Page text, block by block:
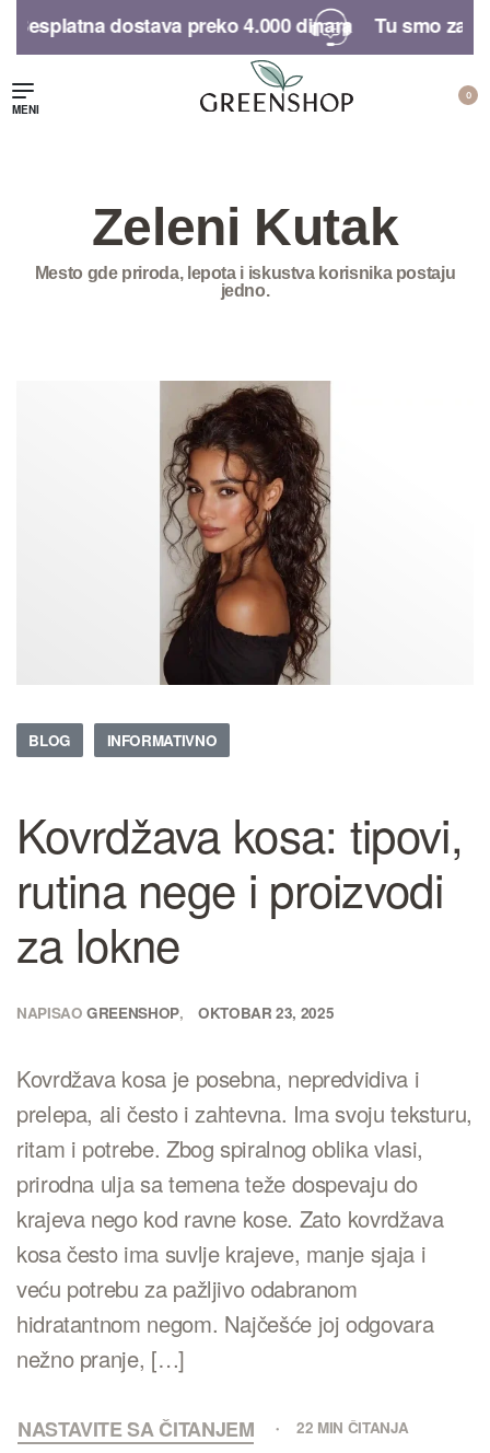
Besplatna dostava preko 4.000 dinara​ Tu smo za
1.790, 00 RSD
0
Zeleni Kutak
Mesto gde priroda, lepota i iskustva korisnika postaju
jedno.
BLOG INFORMATIVNO
Kovrdžava kosa: tipovi,
rutina nege i proizvodi
za lokne
NAPISAOGREENSHOP OKTOBAR 23, 2025
Kovrdžava kosa je posebna, nepredvidiva i
prelepa, ali često i zahtevna. Ima svoju teksturu,
ritam i potrebe. Zbog spiralnog oblika vlasi,
prirodna ulja sa temena teže dospevaju do
krajeva nego kod ravne kose. Zato kovrdžava
kosa često ima suvlje krajeve, manje sjaja i
veću potrebu za pažljivo odabranom
hidratantnom negom. Najčešće joj odgovara
nežno pranje, […]
NASTAVITE SA ČITANJEM 22 MIN ČITANJA